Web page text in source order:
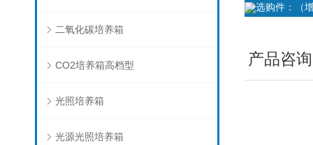
二氧化碳培养箱
CO2培养箱高档型
光照培养箱
光源光照培养箱
选购件：（
产品咨询